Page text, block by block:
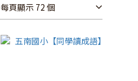
每頁顯示 72 個